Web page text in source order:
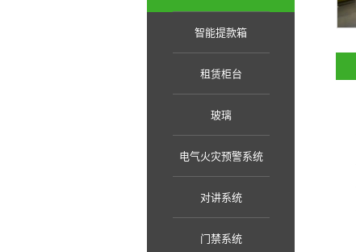
智能提款箱
租赁柜台
玻璃
电气火灾预警系统
对讲系统
门禁系统